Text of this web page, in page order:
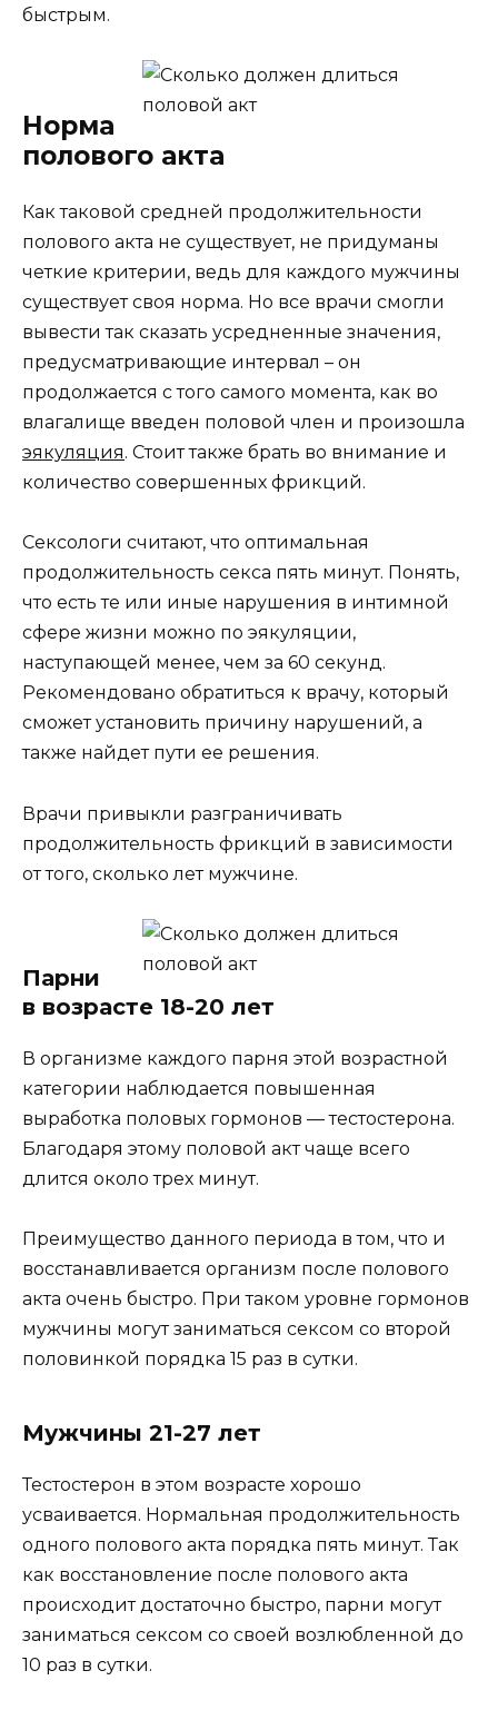
быстрым.
Норма
полового акта
Как таковой средней продолжительности
полового акта не существует, не придуманы
четкие критерии, ведь для каждого мужчины
существует своя норма. Но все врачи смогли
вывести так сказать усредненные значения,
предусматривающие интервал – он
продолжается с того самого момента, как во
влагалище введен половой член и произошла
эякуляция. Стоит также брать во внимание и
количество совершенных фрикций.
Сексологи считают, что оптимальная
продолжительность секса пять минут. Понять,
что есть те или иные нарушения в интимной
сфере жизни можно по эякуляции,
наступающей менее, чем за 60 секунд.
Рекомендовано обратиться к врачу, который
сможет установить причину нарушений, а
также найдет пути ее решения.
Врачи привыкли разграничивать
продолжительность фрикций в зависимости
от того, сколько лет мужчине.
Парни
в возрасте 18-20 лет
В организме каждого парня этой возрастной
категории наблюдается повышенная
выработка половых гормонов — тестостерона.
Благодаря этому половой акт чаще всего
длится около трех минут.
Преимущество данного периода в том, что и
восстанавливается организм после полового
акта очень быстро. При таком уровне гормонов
мужчины могут заниматься сексом со второй
половинкой порядка 15 раз в сутки.
Мужчины 21-27 лет
Тестостерон в этом возрасте хорошо
усваивается. Нормальная продолжительность
одного полового акта порядка пять минут. Так
как восстановление после полового акта
происходит достаточно быстро, парни могут
заниматься сексом со своей возлюбленной до
10 раз в сутки.